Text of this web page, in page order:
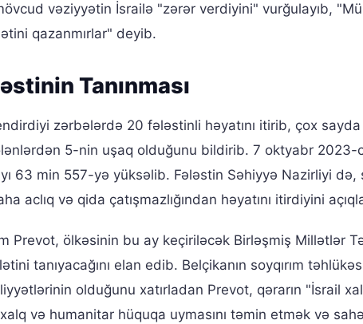
vəziyyətin İsrailə "zərər verdiyini" vurğulayıb,
qazanmırlar" deyib.
Tanınması
zərbələrdə 20 fələstinli həyatını itirib, çox
5-nin uşaq olduğunu bildirib. 7 oktyabr 2023-
63 min 557-yə yüksəlib. Fələstin Səhiyyə Nazirliyi
aclıq və qida çatışmazlığından həyatını itirdiyini
Prevot, ölkəsinin bu ay keçiriləcək Birləşmiş Millətlər
tanıyacağını elan edib. Belçikanın soyqırım
olduğunu xatırladan Prevot, qərarın "İsrail
və humanitar hüquqa uymasını təmin etmək və